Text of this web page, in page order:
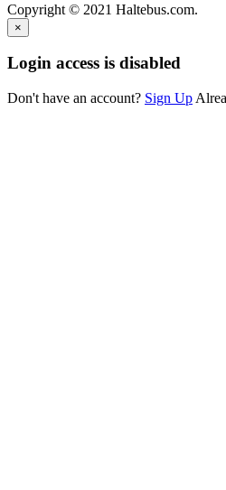
Copyright © 2021 Haltebus.com.
×
Login access is disabled
Don't have an account? Sign Up